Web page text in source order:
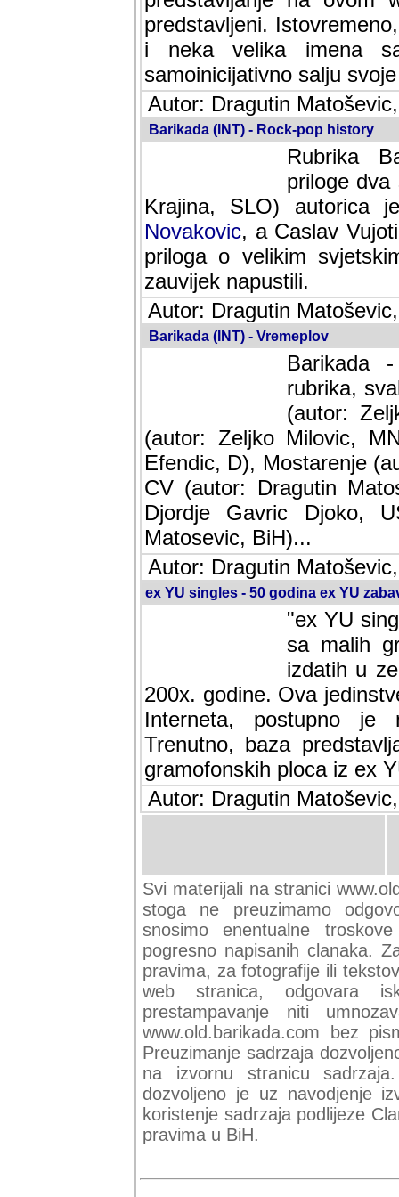
predstavljeni.
i neka velika imena
samoinicijativno salju
Autor: Dragutin
Barikada (INT) - Rock-pop history
Rubrika
dva
SLO) autorica je velikog
Caslav Vujotic
velikim svjetskim
napustili.
Autor: Dragutin
Barikada (INT) - Vremeplov
Barikada
rubrika,
(autor:
(autor: Zeljko Milovic,
Efendic, D), Mostarenje
CV (autor: Dragutin
Djordje Gavric Djoko,
Matosevic, BiH)...
Autor: Dragutin
ex YU singles - 50 godina ex YU
"ex YU
sa malih
izdatih u
200x. godine. Ova
Interneta, postupno je
baza predstavlja
ploca iz ex YU.
Autor: Dragutin
Svi materijali na stranici
stoga ne preuzimamo
snosimo enentualne
pogresno napisanih clanaka.
pravima, za fotografije ili
web stranica, odgovara
prestampavanje niti
www.old.barikada.com bez
Preuzimanje sadrzaja
na izvornu stranicu
dozvoljeno je uz navodjenje
koristenje sadrzaja podlijeze
pravima u BiH.